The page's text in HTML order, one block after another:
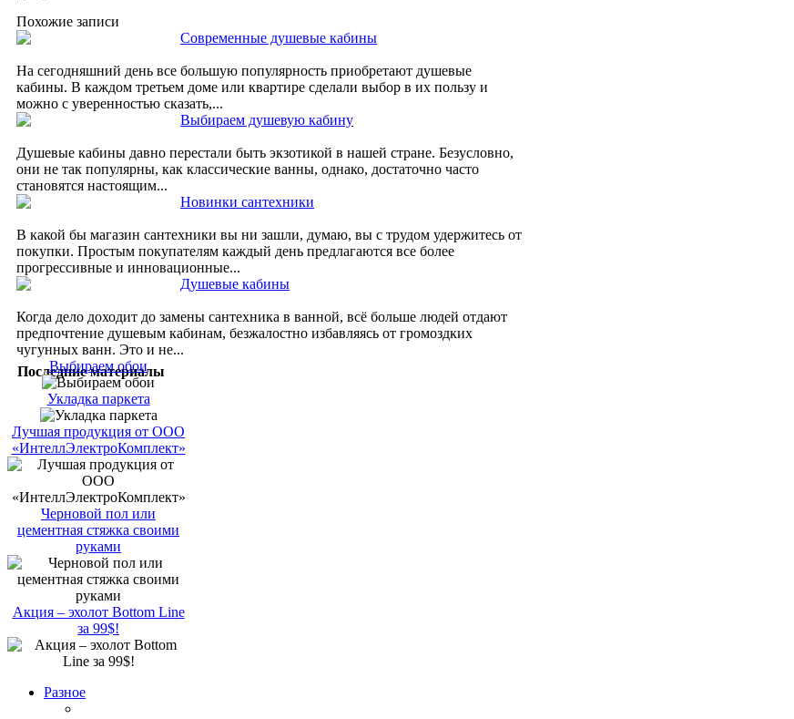
Похожие записи
Современные душевые кабины
На сегодняшний день все большую популярность приобретают душевые
кабины. В каждом третьем доме или квартире сделали выбор в их пользу и
можно с уверенностью сказать,...
Выбираем душевую кабину
Душевые кабины давно перестали быть экзотикой в нашей стране. Безусловно,
они не так популярны, как классические ванны, однако, достаточно часто
становятся настоящим...
Новинки сантехники
В какой бы магазин сантехники вы ни зашли, думаю, вы с трудом удержитесь от
покупки. Простым покупателям каждый день предлагаются все более
прогрессивные и инновационные...
Душевые кабины
Когда дело доходит до замены сантехника в ванной, всё больше людей отдают
предпочтение душевым кабинам, безжалостно избавляясь от громоздких
чугунных ванн. Это и не...
Последние материалы
Выбираем обои
Укладка паркета
Лучшая продукция от ООО
«ИнтеллЭлектроКомплект»
Черновой пол или
цементная стяжка своими
руками
Акция – эхолот Bottom Line
за 99$!
Разное